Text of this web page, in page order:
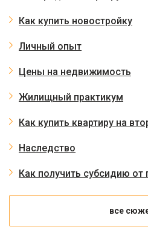
Как купить новостройку
Личный опыт
Цены на недвижимость
Жилищный практикум
Как купить квартиру на
Наследство
Как получить субсидию от
все